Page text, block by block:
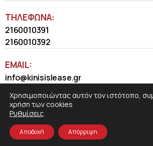
ΤΗΛΈΦΩΝΑ:
2160010391
2160010392
EMAIL:
info@kinisislease.gr
COSMOTE NewSite4U© 2026
Χρησιμοποιώντας αυτόν τον ιστότοπο,
χρήση των cookies
Ρυθμίσεις.
Αποδοχή Απόρριψη